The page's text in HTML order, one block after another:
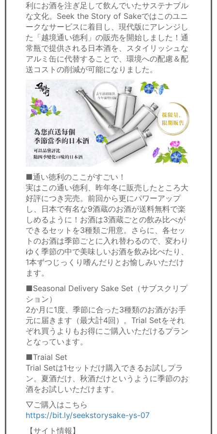
飲食店情報
利にお酒を注ぎ足して飲んでいたサステナブル
な文化。Seek the Story of Sakeではこのユニ
ークなサービスに着目し、現代版にアレンジし
た「越境通い徳利」の販売を開始しました！通
常瓶で提供される日本酒を、スタイリッシュな
アルミ缶に代替することで、環境への配慮＆配
送コストの削減が可能になりました。
■通い徳利のここがすごい！
実はこの通い徳利、昨年冬に販売したところ大
好評につき完売。前回から更にパワーアップ
し、日本で有名な9酒蔵のお酒が送料無料で楽
しめるように！お酒は3酒蔵ごとの飲み比べが
できるセットを3種類ご用意。さらに、各セッ
トのお酒は季節ごとに入れ替わるので、変わり
ゆく季節の中で美味しいお酒を飲み比べたり、
1本ずつじっくり嗜んだりとお愉しみいただけ
ます。
■Seasonal Delivery Sake Set（サブスクリプ
ション）
2か月に1度、季節に合った3種類のお酒がお手
元に届きます（最大計4回）。Trial Setをそれ
ぞれ買うよりもお得にご購入いただけるプラン
となっています。
■Traial Set
Trial Setは1セットだけ購入できるお試しプラ
ン。夏酒だけ、秋酒だけというように季節のお
酒をお試しいただけます。
▽ご購入はこちら
https://bit.ly/seekstorysake-ys-07
【サイト情報】